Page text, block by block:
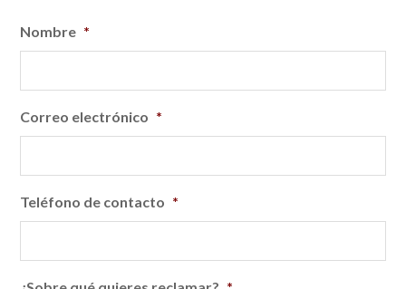
Nombre *
Correo electrónico *
Teléfono de contacto *